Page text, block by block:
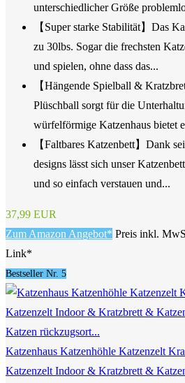
unterschiedlicher Größe
【Super starke Stabilität】Das
zu 30lbs. Sogar die frechsten
und spielen, ohne dass das...
【Hängende Spielball &
Plüschball sorgt für die
würfelförmige Katzenhaus bietet
【Faltbares Katzenbett】Dank
designs lässt sich unser
und so einfach verstauen und...
37,99 EUR
Zum Amazon Angebot* Preis inkl.
Link*
Bestseller Nr. 5
Katzenhaus Katzenhöhle Katzenzelt
Katzenzelt Indoor & Kratzbrett &